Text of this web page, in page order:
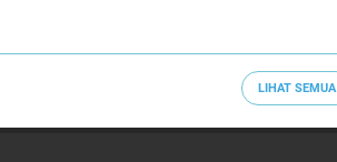
LIHAT SEMUA